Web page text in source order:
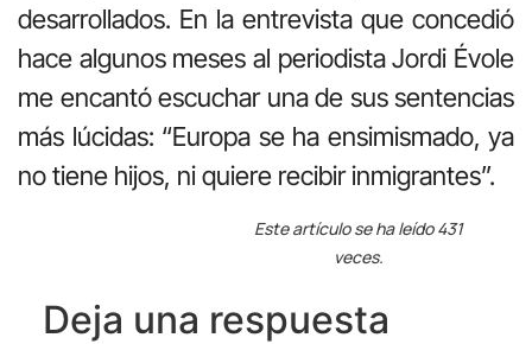
desarrollados. En la entrevista que concedió
hace algunos meses al periodista Jordi Évole
me encantó escuchar una de sus sentencias
más lúcidas: “Europa se ha ensimismado, ya
no tiene hijos, ni quiere recibir inmigrantes”.
Este artículo se ha leído 431
veces.
Deja una respuesta